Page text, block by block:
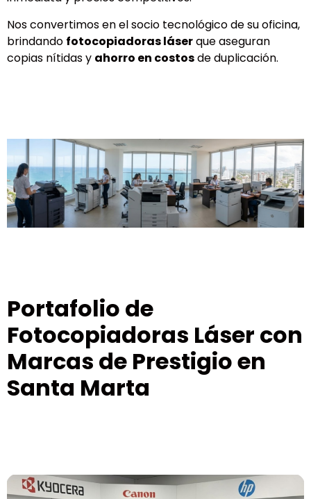
Nos convertimos en el socio tecnológico de su oficina,
brindando fotocopiadoras láserque aseguran
copias nítidas y ahorro en costosde duplicación.
Portafolio de
Fotocopiadoras Láser con
Marcas de Prestigio en
Santa Marta